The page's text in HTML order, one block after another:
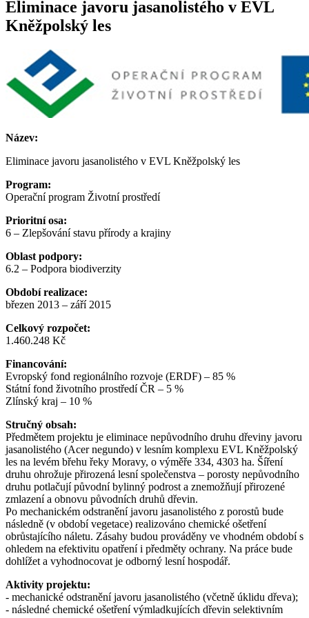
Eliminace javoru jasanolistého v EVL
Kněžpolský les
Název:
Eliminace javoru jasanolistého v EVL Kněžpolský les
Program:
Operační program Životní prostředí
Prioritní osa:
6 – Zlepšování stavu přírody a krajiny
Oblast podpory:
6.2 – Podpora biodiverzity
Období realizace:
březen 2013 – září 2015
Celkový rozpočet:
1.460.248 Kč
Financování:
Evropský fond regionálního rozvoje (ERDF) – 85 %
Státní fond životního prostředí ČR – 5 %
Zlínský kraj – 10 %
Stručný obsah:
Předmětem projektu je eliminace nepůvodního druhu dřeviny javoru
jasanolistého (Acer negundo) v lesním komplexu EVL Kněžpolský
les na levém břehu řeky Moravy, o výměře 334, 4303 ha. Šíření
druhu ohrožuje přirozená lesní společenstva – porosty nepůvodního
druhu potlačují původní bylinný podrost a znemožňují přirozené
zmlazení a obnovu původních druhů dřevin.
Po mechanickém odstranění javoru jasanolistého z porostů bude
následně (v období vegetace) realizováno chemické ošetření
obrůstajícího náletu. Zásahy budou prováděny ve vhodném období s
ohledem na efektivitu opatření i předměty ochrany. Na práce bude
dohlížet a vyhodnocovat je odborný lesní hospodář.
Aktivity projektu:
- mechanické odstranění javoru jasanolistého (včetně úklidu dřeva);
- následné chemické ošetření výmladkujících dřevin selektivním